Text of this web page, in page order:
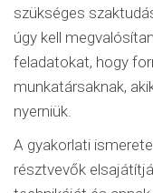
szükséges
úgy kell
feladatokat, hogy
munkatársaknak,
nyerniük.
A gyakorlati
résztvevők